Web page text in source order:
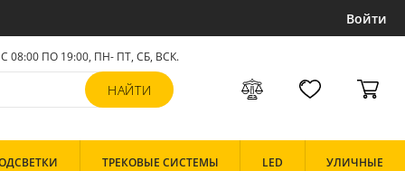
Войти
С 08:00 ПО 19:00, ПН- ПТ,СБ, ВСК.
ТРЕКОВЫЕ СИСТЕМЫ LED УЛИЧНЫЕ